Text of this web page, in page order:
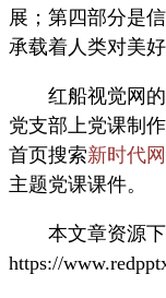
展；第四部分是
承载着人类对美
红船视觉网的
党支部上党课制
首页搜索新时代
主题党课课件。
本文章资源下
https://